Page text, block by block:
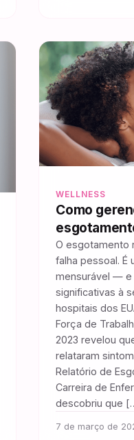
WELLNESS
Como
O esgotamento
falha pessoal. É
mensurável — e
significativas à
hospitais dos
Força de
2023 revelou
relataram
Relatório de
Carreira de
descobriu que
7 de março de